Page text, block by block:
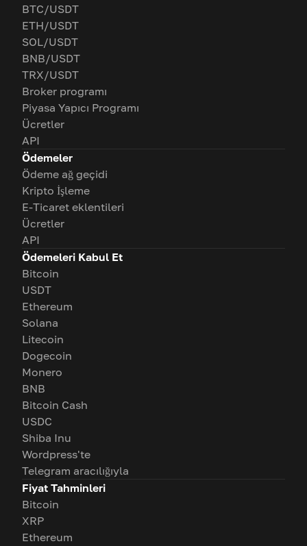
BTC/USDT
ETH/USDT
SOL/USDT
BNB/USDT
TRX/USDT
Broker programı
Piyasa Yapıcı Programı
Ücretler
API
Ödemeler
Ödeme ağ geçidi
Kripto İşleme
E-Ticaret eklentileri
Ücretler
API
Ödemeleri Kabul Et
Bitcoin
USDT
Ethereum
Solana
Litecoin
Dogecoin
Monero
BNB
Bitcoin Cash
USDC
Shiba Inu
Wordpress'te
Telegram aracılığıyla
Fiyat Tahminleri
Bitcoin
XRP
Ethereum